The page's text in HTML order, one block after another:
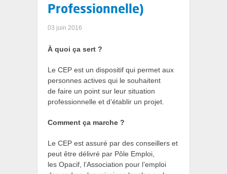
Professionnelle)
03 juin 2016
À quoi ça sert ?
Le CEP est un dispositif qui permet aux
personnes actives qui le souhaitent
de faire un point sur leur situation
professionnelle et d’établir un projet.
Comment ça marche ?
Le CEP est assuré par des conseillers et
peut être délivré par Pôle Emploi,
les Opacif, l’Association pour l’emploi